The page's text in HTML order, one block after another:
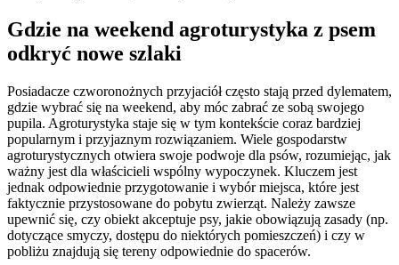
Gdzie na weekend agroturystyka z psem
odkryć nowe szlaki
Posiadacze czworonożnych przyjaciół często stają przed dylematem,
gdzie wybrać się na weekend, aby móc zabrać ze sobą swojego
pupila. Agroturystyka staje się w tym kontekście coraz bardziej
popularnym i przyjaznym rozwiązaniem. Wiele gospodarstw
agroturystycznych otwiera swoje podwoje dla psów, rozumiejąc, jak
ważny jest dla właścicieli wspólny wypoczynek. Kluczem jest
jednak odpowiednie przygotowanie i wybór miejsca, które jest
faktycznie przystosowane do pobytu zwierząt. Należy zawsze
upewnić się, czy obiekt akceptuje psy, jakie obowiązują zasady (np.
dotyczące smyczy, dostępu do niektórych pomieszczeń) i czy w
pobliżu znajdują się tereny odpowiednie do spacerów.